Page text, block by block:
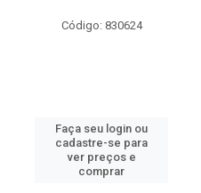
Código: 830624
Faça seu login ou
cadastre-se para
ver preços e
comprar